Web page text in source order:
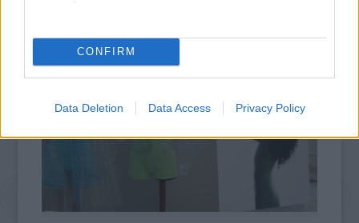
CONFIRM
Data Deletion Data Access Privacy Policy